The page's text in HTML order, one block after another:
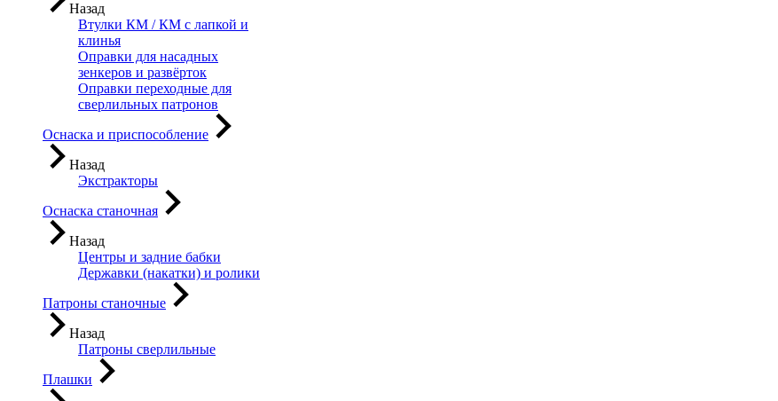
Назад
Втулки КМ / КМ с лапкой и
клинья
Оправки для насадных
зенкеров и развёрток
Оправки переходные для
сверлильных патронов
Оснаска и приспособление
Назад
Экстракторы
Оснаска станочная
Назад
Центры и задние бабки
Державки (накатки) и ролики
Патроны станочные
Назад
Патроны сверлильные
Плашки